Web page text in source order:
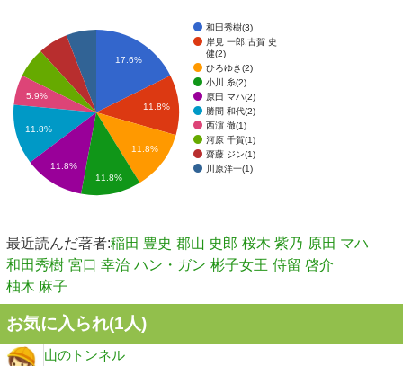
和田秀樹(3)
岸見 一郎,古賀 史
健(2)
ひろゆき(2)
小川 糸(2)
原田 マハ(2)
勝間 和代(2)
西濵 徹(1)
河原 千賀(1)
齋藤 ジン(1)
川原洋一(1)
17.6%
11.8%
11.8%
5.9%
11.8%
11.8%
11.8%
最近読んだ著者:稲田 豊史 郡山 史郎 桜木 紫乃 原田 マハ
和田秀樹 宮口 幸治 ハン・ガン 彬子女王 侍留 啓介
柚木 麻子
お気に入られ(1人)
山のトンネル